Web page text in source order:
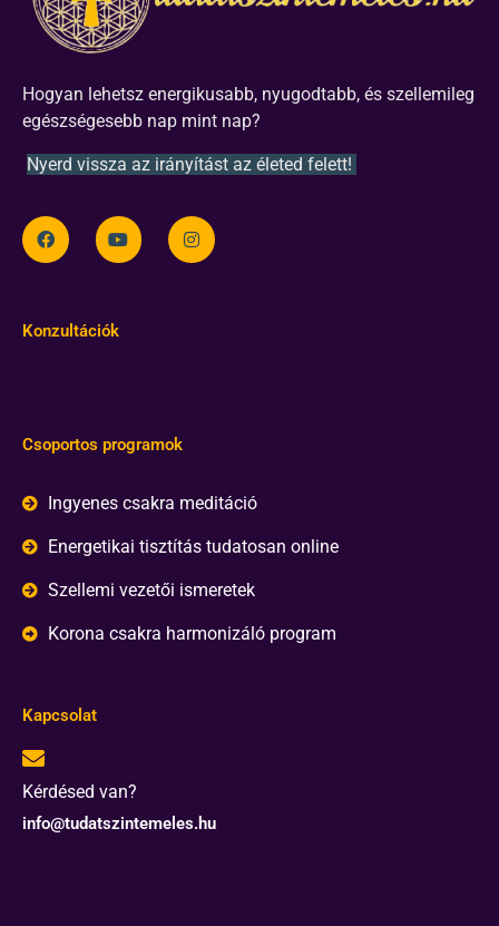
Hogyan lehetsz energikusabb, nyugodtabb, és szellemileg
egészségesebb nap mint nap?
Nyerd vissza az irányítást az életed felett!
Konzultációk
Csoportos programok
Ingyenes csakra meditáció
Energetikai tisztítás tudatosan online
Szellemi vezetői ismeretek
Korona csakra harmonizáló program
Kapcsolat
Kérdésed van?
info@tudatszintemeles.hu